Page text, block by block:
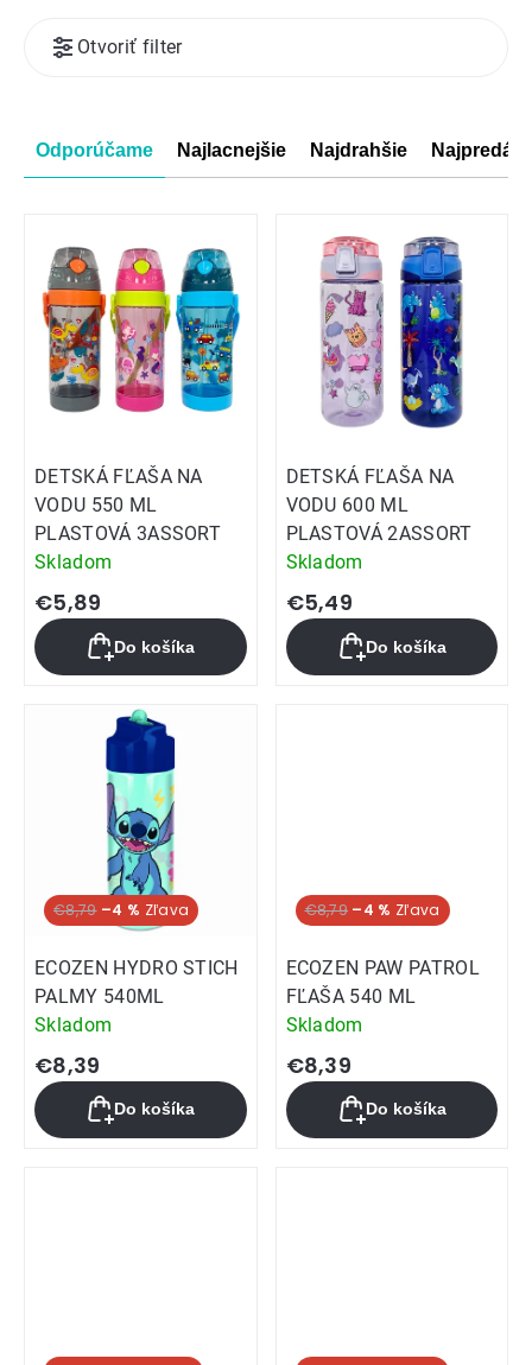
Radenie
produktov
Odporúčame Najlacnejšie Najdrahšie
Otvoriť filter
Výpis
DETSKÁ FĽAŠA NA
VODU 550 ML
PLASTOVÁ 3ASSORT
Skladom
€5,89
Do košíka
DETSKÁ FĽAŠA NA
VODU 600 ML
PLASTOVÁ 2ASSORT
Skladom
€5,49
Do košíka
€8,79 –4 %
ECOZEN HYDRO STICH
PALMY 540ML
Skladom
€8,39
Do košíka
€8,79 –4 %
ECOZEN PAW PATROL
FĽAŠA 540 ML
Skladom
€8,39
Do košíka